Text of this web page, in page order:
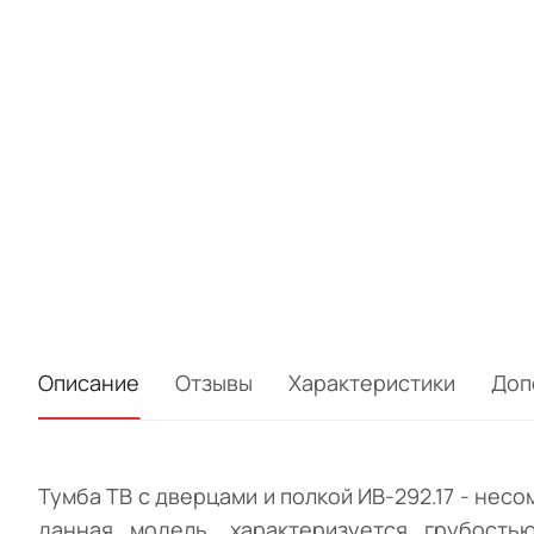
Описание Отзывы Характеристики
Тумба ТВ с дверцами и полкой ИВ-292.17 -